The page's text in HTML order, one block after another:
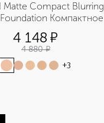
Matte Compact Blurring
Компактное
средство
4 148 ¤
4 880 ¤
+3